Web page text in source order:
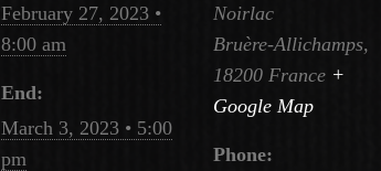
February 27, 2023 •
8:00 am
End:
March 3, 2023 • 5:00
pm
Noirlac
Bruère-Allichamps,
18200 France +
Google Map
Phone: